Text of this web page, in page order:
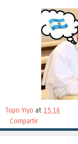
Topo Yiyo at 15:16
Compartir